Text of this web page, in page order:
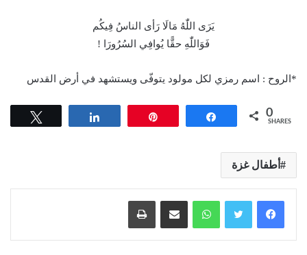
يَرَى اللّٰهُ مَالَا رَأى الناسُ فِيكُم
فَوَاللّٰهِ حقًّا يُوافِي السُرُورَا !
*الروح : اسم رمزي لكل مولود يتوفّى ويستشهد في أرض القدس
Share 0
SHARES
أطفال غزة
واتساب مشاركة عبر البريد طباعة